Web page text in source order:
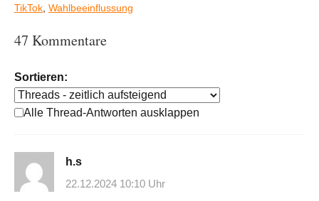
TikTok Wahlbeeinflussung
47 Kommentare
Sortieren:
Alle Thread-Antworten ausklappen
h.s
22.12.2024 10:10 Uhr